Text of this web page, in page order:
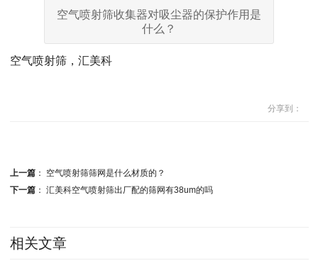
空气喷射筛收集器对吸尘器的保护作用是
什么？
空气喷射筛，汇美科
分享到：
上一篇：
空气喷射筛筛网是什么材质的？
下一篇： 汇美科空气喷射筛出厂配的筛网有38um的吗
相关文章